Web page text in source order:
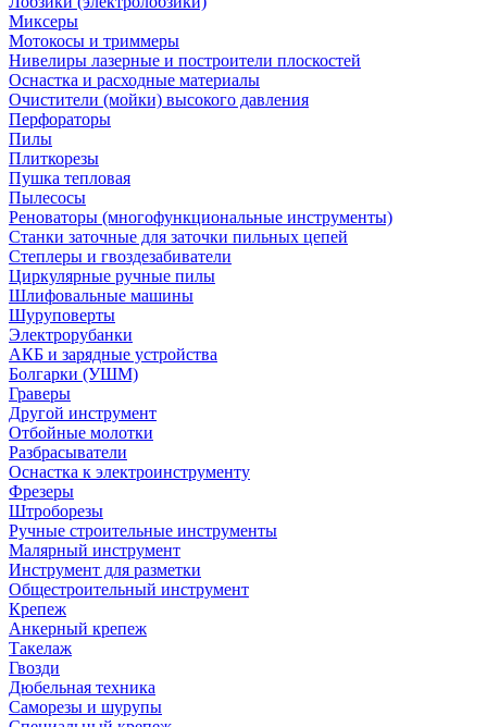
Миксеры
Мотокосы и триммеры
Нивелиры лазерные и построители плоскостей
Оснастка и расходные материалы
Очистители (мойки) высокого давления
Перфораторы
Пилы
Плиткорезы
Пушка тепловая
Пылесосы
Реноваторы (многофункциональные инструменты)
Станки заточные для заточки пильных цепей
Степлеры и гвоздезабиватели
Циркулярные ручные пилы
Шлифовальные машины
Шуруповерты
Электрорубанки
АКБ и зарядные устройства
Болгарки (УШМ)
Граверы
Другой инструмент
Отбойные молотки
Разбрасыватели
Оснастка к электроинструменту
Фрезеры
Штроборезы
Ручные строительные инструменты
Малярный инструмент
Инструмент для разметки
Общестроительный инструмент
Крепеж
Анкерный крепеж
Такелаж
Гвозди
Дюбельная техника
Саморезы и шурупы